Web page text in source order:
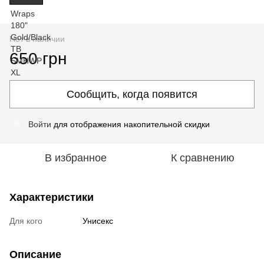
Нет в наличии
650 грн
Сообщить, когда появится
Войти для отображения накопительной скидки
В избранное К сравнению
Характеристики
Для кого Унисекс
Описание